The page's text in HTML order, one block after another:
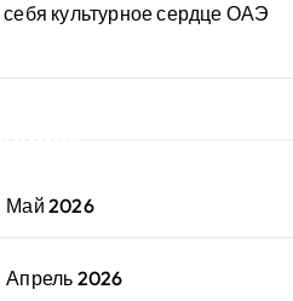
себя культурное сердце ОАЭ
Май 2026
Апрель 2026